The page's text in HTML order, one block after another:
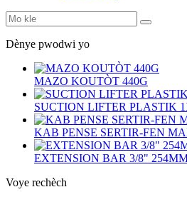
Dènye pwodwi yo
MAZO KOUTÒT 440G
SUCTION LIFTER PLASTIK
KAB PENSE SERTIR-FEN
EXTENSION BAR 3/8"
Voye rechèch